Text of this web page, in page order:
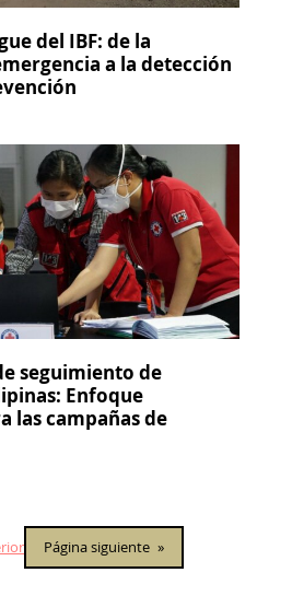
del IBF: de la
a la detección
seguimiento de
Enfoque
las campañas de
Página siguiente »